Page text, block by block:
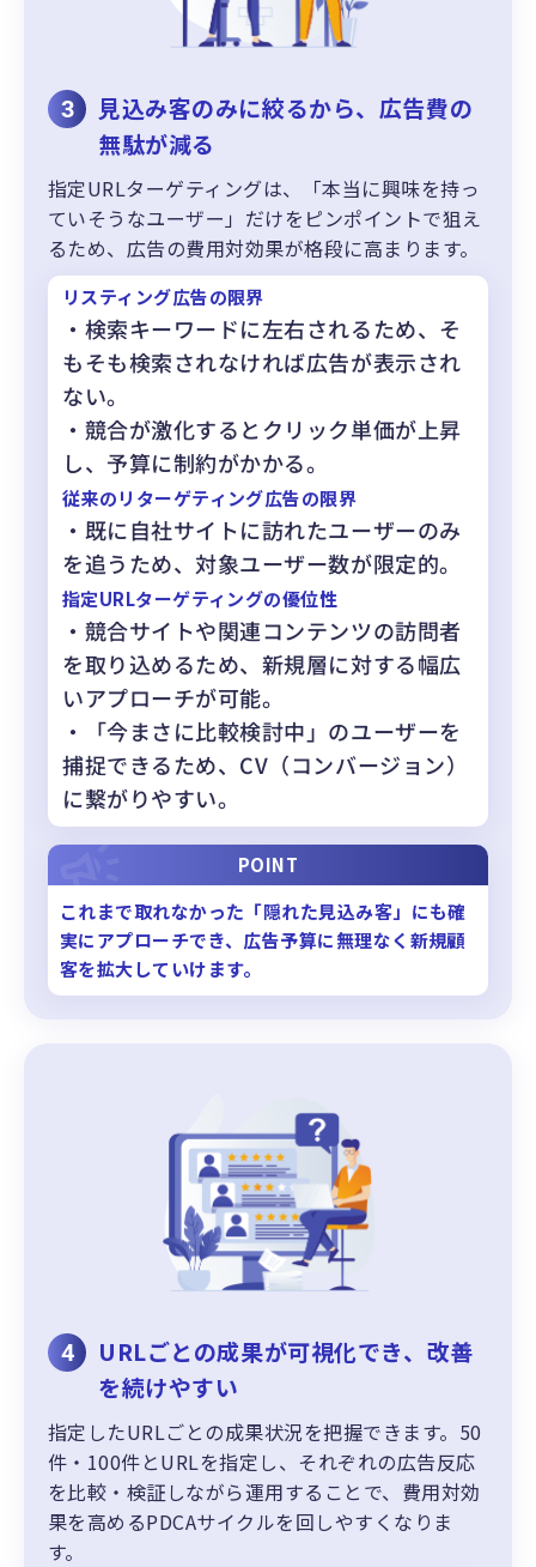
3
見込み客のみに絞るから、広告費の
無駄が減る
指定URLターゲティングは、「本当に興味を持っ
ていそうなユーザー」だけをピンポイントで狙え
るため、広告の費用対効果が格段に高まります。
リスティング広告の限界
・検索キーワードに左右されるため、そ
もそも検索されなければ広告が表示され
ない。
・競合が激化するとクリック単価が上昇
し、予算に制約がかかる。
従来のリターゲティング広告の限界
・既に自社サイトに訪れたユーザーのみ
を追うため、対象ユーザー数が限定的。
指定URLターゲティングの優位性
・競合サイトや関連コンテンツの訪問者
を取り込めるため、新規層に対する幅広
いアプローチが可能。
・「今まさに比較検討中」のユーザーを
捕捉できるため、CV（コンバージョン）
に繋がりやすい。
POINT
これまで取れなかった「隠れた見込み客」にも確
実にアプローチでき、広告予算に無理なく新規顧
客を拡大していけます。
4
URLごとの成果が可視化でき、改善
を続けやすい
指定したURLごとの成果状況を把握できます。50
件・100件とURLを指定し、それぞれの広告反応
を比較・検証しながら運用することで、費用対効
果を高めるPDCAサイクルを回しやすくなりま
す。